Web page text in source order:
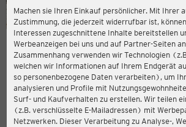
Machen sie Ihren Einkauf persönlicher. Mit Ihrer
Zustimmung, die jederzeit widerrufbar ist,
Interessen zugeschnittene Inhalte bereitstellen
Werbeanzeigen bei uns und auf Partner-Seiten
Zusammenhang verwenden wir Technologien
welchen wir Informationen auf Ihrem Endgerät
so personenbezogene Daten verarbeiten), um
analysieren und Profile mit
Surf- und Kaufverhalten zu erstellen. Wir teilen
(z.B. verschlüsselte E-Mailadressen) mit
Netzwerken. Dieser Verarbeitung zu Analyse-,
ERNSTING'S FAMILY FILIALE
Reichenstraße
02625 Bautzen
3,9